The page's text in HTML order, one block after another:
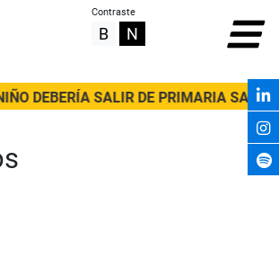
Contraste
B N
DEBERÍA SALIR DE PRIMARIA